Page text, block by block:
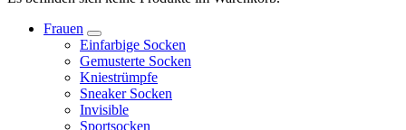
Frauen
Einfarbige Socken
Gemusterte Socken
Kniestrümpfe
Sneaker Socken
Invisible
Sportsocken